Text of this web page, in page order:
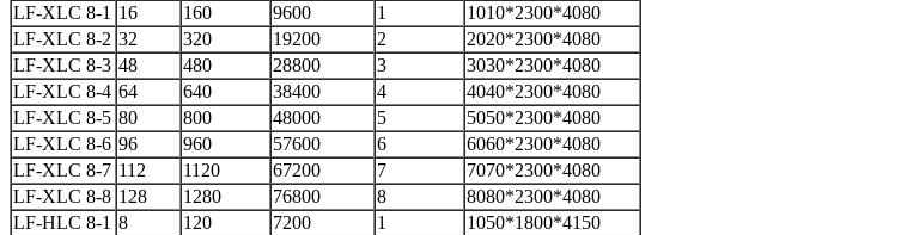
LF-XLC 8-1 16 160 9600 1
1010*2300*4080
LF-XLC 8-2 32 320 19200 2
2020*2300*4080
LF-XLC 8-3 48 480 28800 3
3030*2300*4080
LF-XLC 8-4 64 640 38400 4
4040*2300*4080
LF-XLC 8-5 80 800 48000 5
5050*2300*4080
LF-XLC 8-6 96 960 57600 6
6060*2300*4080
LF-XLC 8-7 112 1120 67200 7
7070*2300*4080
LF-XLC 8-8 128 1280 76800 8
8080*2300*4080
LF-HLC 8-1 8 120 7200 1
1050*1800*4150